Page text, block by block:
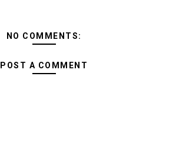
NO COMMENTS:
POST A COMMENT